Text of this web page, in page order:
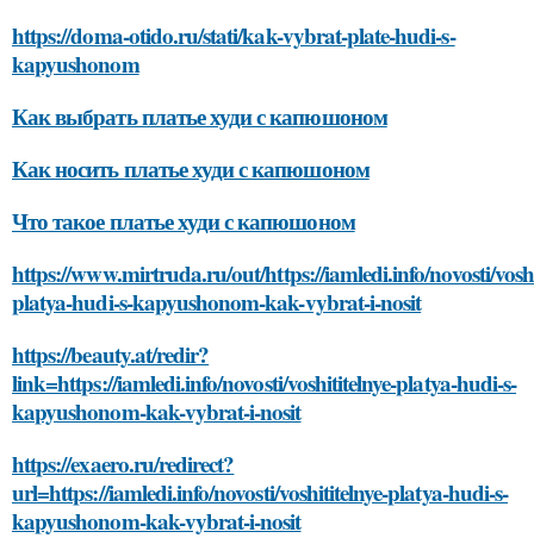
https://doma-otido.ru/stati/kak-vybrat-plate-hudi-s-
kapyushonom
Как выбрать платье худи с капюшоном
Как носить платье худи с капюшоном
Что такое платье худи с капюшоном
https://www.mirtruda.ru/out/https://iamledi.info/novosti/
platya-hudi-s-kapyushonom-kak-vybrat-i-nosit
https://beauty.at/redir?
link=https://iamledi.info/novosti/voshititelnye-platya-hudi-s-
kapyushonom-kak-vybrat-i-nosit
https://exaero.ru/redirect?
url=https://iamledi.info/novosti/voshititelnye-platya-hudi-s-
kapyushonom-kak-vybrat-i-nosit